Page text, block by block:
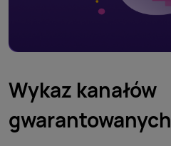
Wykaz kanałów
gwarantowanych